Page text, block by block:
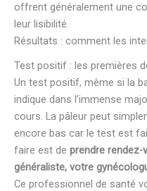
offrent généralement une
leur lisibilité.
Résultats : comment les
Test positif : les premières
Un test positif, même si la
indique dans l’immense
cours. La pâleur peut
encore bas car le test est
faire est de prendre
généraliste, votre
Ce professionnel de santé